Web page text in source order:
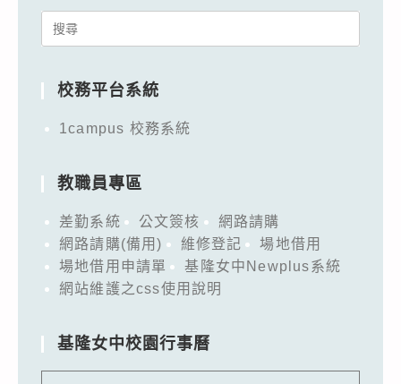
Search
校務平台系統
1campus 校務系統
教職員專區
差勤系統 公文簽核
網路請購
網路請購(備用)
維修登記
場地借用
場地借用申請單
基隆女中Newplus系統
網站維護之css使用說明
基隆女中校園行事曆